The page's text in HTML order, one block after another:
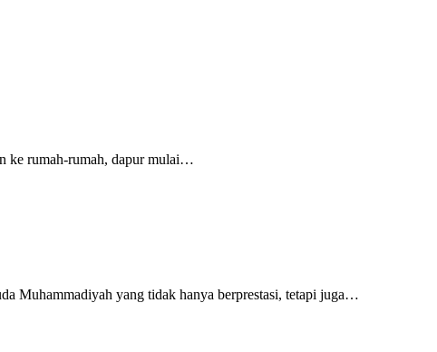
ke rumah-rumah, dapur mulai…
Muhammadiyah yang tidak hanya berprestasi, tetapi juga…